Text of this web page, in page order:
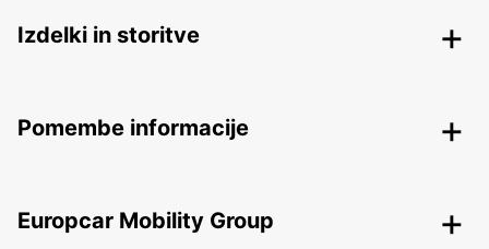
Izdelki in storitve
Pomembe informacije
Europcar Mobility Group